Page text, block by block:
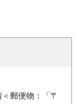
郵便物：「〒